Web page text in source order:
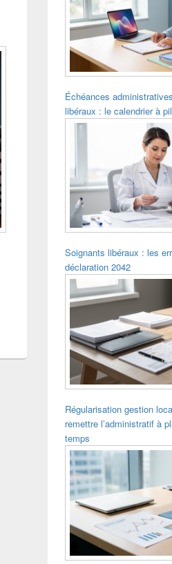
latérale
Échéances
libéraux : le calendrier à
Soignants libéraux : les
déclaration 2042
Régularisation gestion
remettre l’administratif à
temps